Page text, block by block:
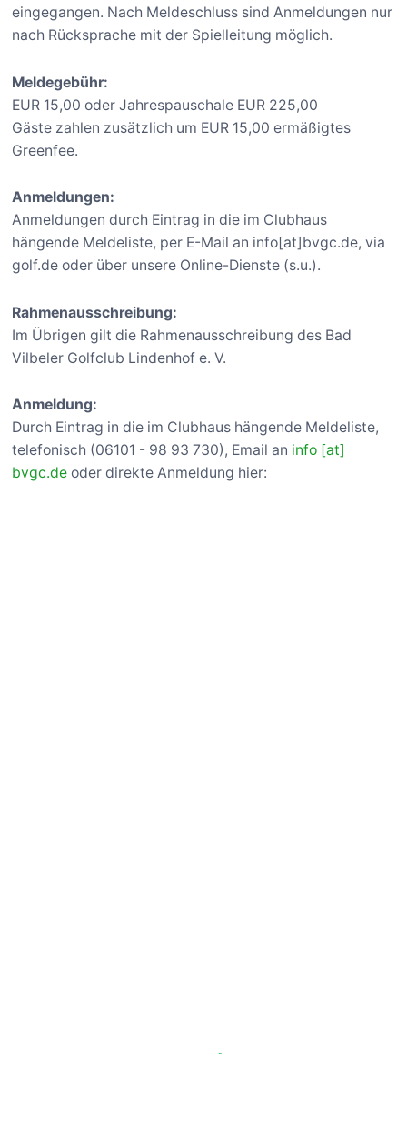
eingegangen. Nach Meldeschluss sind Anmeldungen nur
nach Rücksprache mit der Spielleitung möglich.
Meldegebühr:
EUR 15,00 oder Jahrespauschale EUR 225,00
Gäste zahlen zusätzlich um EUR 15,00 ermäßigtes
Greenfee.
Anmeldungen:
Anmeldungen durch Eintrag in die im Clubhaus
hängende Meldeliste, per E-Mail an info[at]bvgc.de, via
golf.de oder über unsere Online-Dienste (s.u.).
Rahmenausschreibung:
Im Übrigen gilt die Rahmenausschreibung des Bad
Vilbeler Golfclub Lindenhof e. V.
Anmeldung:
Durch Eintrag in die im Clubhaus hängende Meldeliste,
telefonisch (06101 - 98 93 730), Email an info [at]
bvgc.de oder direkte Anmeldung hier: